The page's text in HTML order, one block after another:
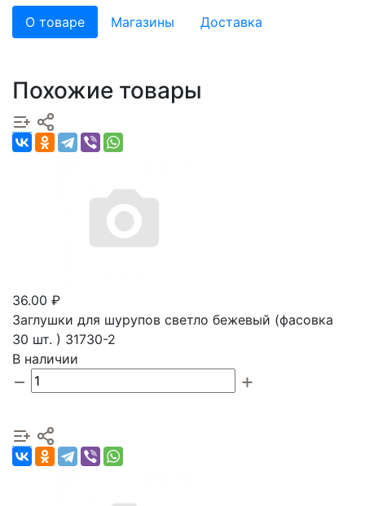
О товаре
Магазины Доставка
Похожие товары
36.00 ₽
Заглушки для шурупов светло бежевый (фасовка
30 шт. ) 31730-2
В наличии